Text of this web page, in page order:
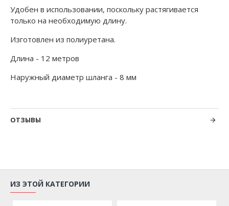
Удобен в использовании, поскольку растягивается
только на необходимую длину.
Изготовлен из полиуретана.
Длина - 12 метров
Наружный диаметр шланга - 8 мм
ОТЗЫВЫ
ИЗ ЭТОЙ КАТЕГОРИИ